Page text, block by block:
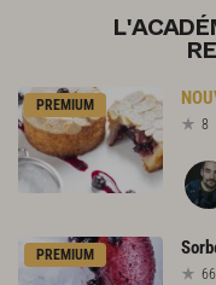
PREMIUM
8
PREMIUM
66